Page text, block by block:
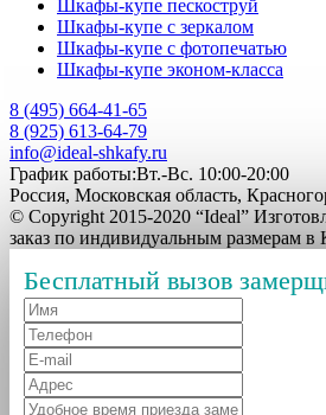
Шкафы-купе пескоструй
Шкафы-купе с зеркалом
Шкафы-купе с фотопечатью
Шкафы-купе эконом-класса
8 (495) 664-41-65
8 (925) 613-64-79
info@ideal-shkafy.ru
График работы:Вт.-Вс. 10:00-20:00
Россия, Московская область,
© Copyright 2015-2020 “Ideal”
заказ по индивидуальным размерам в
Бесплатный вызов